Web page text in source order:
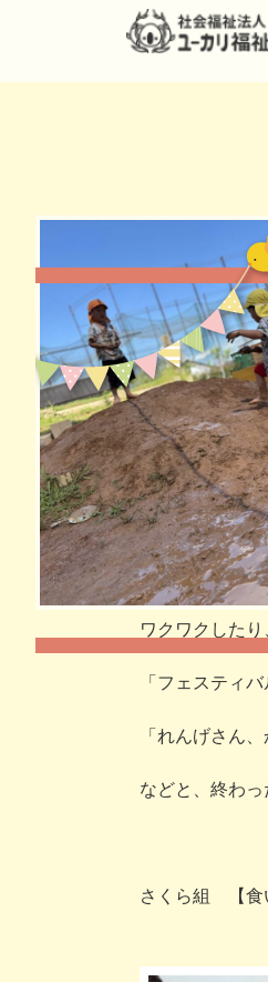
１２月３日(土)
コロナ禍とい
各クラス、普
フェスティバ
つれて、だんだ
ワクワクした
「フェスティ
「れんげさん
などと、終わ
さくら組 【食